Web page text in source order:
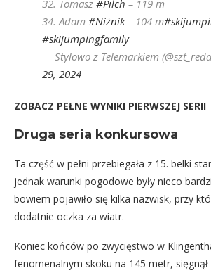
32. Tomasz #Pilch – 119 m
34. Adam #Niżnik– 104 m
#skijumpingfamily
— Stylowo z Telemarkiem
29, 2024
ZOBACZ PEŁNE WYNIKI PIERWSZEJ SERII
Druga seria konkursowa
Ta część w pełni przebiegała z 15. belki
jednak warunki pogodowe były nieco
bowiem pojawiło się kilka nazwisk, przy
dodatnie oczka za wiatr.
Koniec końców po zwycięstwo w
fenomenalnym skoku na 145 metr,